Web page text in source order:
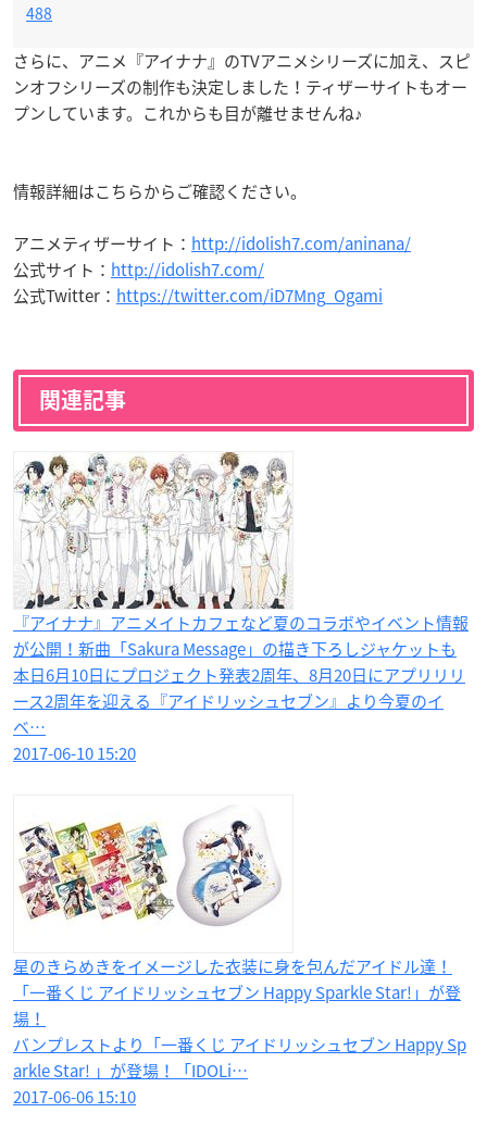
488
さらに、アニメ『アイナナ』のTVアニメシリーズに加え、スピ
ンオフシリーズの制作も決定しました！ティザーサイトもオー
プンしています。これからも目が離せませんね♪
情報詳細はこちらからご確認ください。
アニメティザーサイト： http://idolish7.com/aninana/
公式サイト： http://idolish7.com/
公式Twitter： https://twitter.com/iD7Mng_Ogami
関連記事
『アイナナ』アニメイトカフェなど夏のコラボやイベント情報
が公開！新曲「Sakura Message」の描き下ろしジャケットも
本日6月10日にプロジェクト発表2周年、8月20日にアプリリリ
ース2周年を迎える『アイドリッシュセブン』より今夏のイ
ベ…
2017-06-10 15:20
星のきらめきをイメージした衣装に身を包んだアイドル達！
「一番くじ アイドリッシュセブン Happy Sparkle Star!」が登
場！
バンプレストより「一番くじ アイドリッシュセブン Happy Sp
arkle Star! 」が登場！「IDOLi…
2017-06-06 15:10